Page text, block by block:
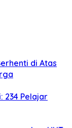
di Atas
234 Pelajar